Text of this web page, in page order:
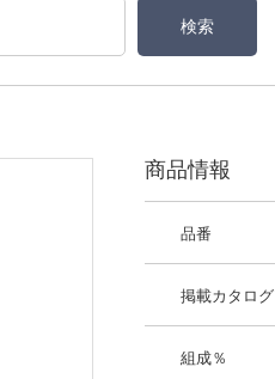
商品情報
品番
掲載カタログ
組成％